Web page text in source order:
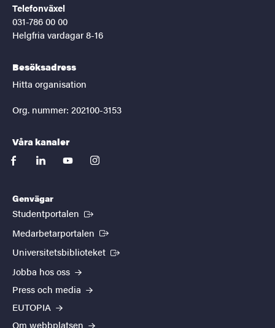
Telefonväxel
031-786 00 00
Helgfria vardagar 8-16
Besöksadress
Hitta organisation
Org. nummer: 202100-3153
Våra kanaler
facebooklinkedinyoutubeinstagram
Genvägar
Studentportalen (Extern länk)
Medarbetarportalen (Extern länk)
Universitetsbiblioteket (Extern länk)
Jobba hos oss
Press och media
EUTOPIA
Om webbplatsen